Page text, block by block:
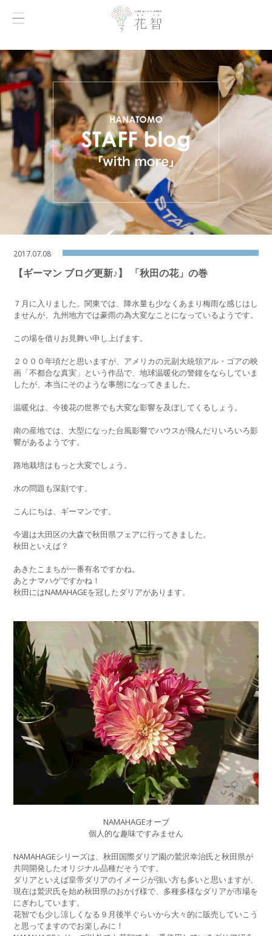
2017.07.08
【ギーマン ブログ更新♪】 「秋田の花」の巻
７月に入りました。関東では、降水量も少なくあまり梅雨な感じはし
ませんが、九州地方では豪雨の為大変なことになっているようです。
この場を借りお見舞い申し上げます。
２０００年頃だと思いますが、アメリカの元副大統領アル・ゴアの映
画「不都合な真実」という作品で、地球温暖化の警鐘をならしていま
したが、本当にそのような事態になってきました。
温暖化は、今後花の世界でも大変な影響を及ぼしてくるしょう。
南の産地では、大型になった台風影響でハウスが飛んだりいろいろ影
響があるようです。
路地栽培はもっと大変でしょう。
水の問題も深刻です。
こんにちは、ギーマンです。
今週は大田区の大森で秋田県フェアに行ってきました。
秋田といえば？
あきたこまちが一番有名ですかね。
あとナマハゲですかね！
秋田にはNAMAHAGEを冠したダリアがあります。
NAMAHAGEオーブ
個人的な趣味ですみません
NAMAHAGEシリーズは、秋田国際ダリア園の鷲沢幸治氏と秋田県が
共同開発したオリジナル品種だそうです。
ダリアといえば皇帝ダリアのイメージが強い方も多いと思いますが、
現在は鷲沢氏を始め秋田県のおかげ様で、多種多様なダリアが市場を
にぎわしています。
花智でも少し涼しくなる９月後半ぐらいから大々的に販売していこう
と思ってますのでお楽しみに！